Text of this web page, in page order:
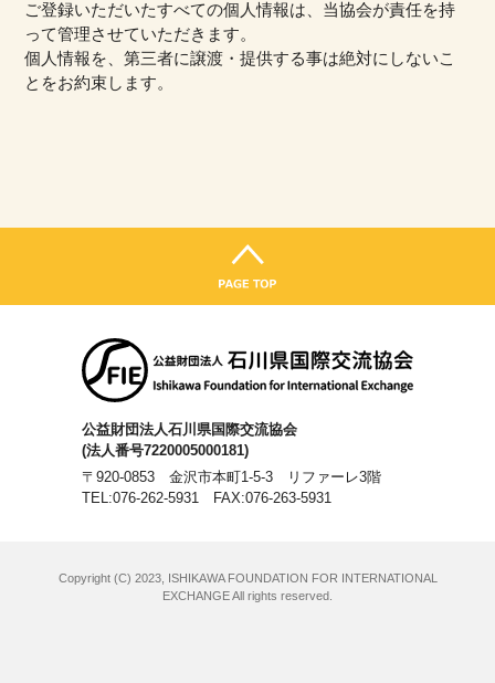
ご登録いただいたすべての個人情報は、当協会が責任を持
って管理させていただきます。
個人情報を、第三者に譲渡・提供する事は絶対にしないこ
とをお約束します。
公益財団法人石川県国際交流協会
(法人番号7220005000181)
〒920-0853 金沢市本町1-5-3 リファーレ3階
TEL:076-262-5931
FAX:076-263-5931
Copyright (C) 2023, ISHIKAWA FOUNDATION FOR INTERNATIONAL
EXCHANGE All rights reserved.